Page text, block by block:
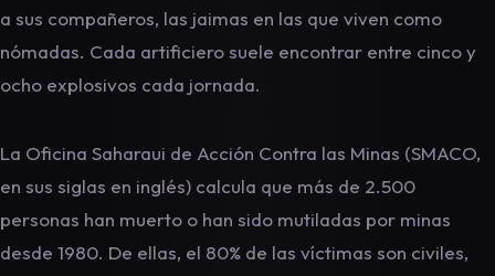
a sus compañeros, las jaimas en las que viven como
nómadas. Cada artificiero suele encontrar entre cinco y
ocho explosivos cada jornada.
La Oficina Saharaui de Acción Contra las Minas (SMACO,
en sus siglas en inglés) calcula que más de 2.500
personas han muerto o han sido mutiladas por minas
desde 1980. De ellas, el 80% de las víctimas son civiles,